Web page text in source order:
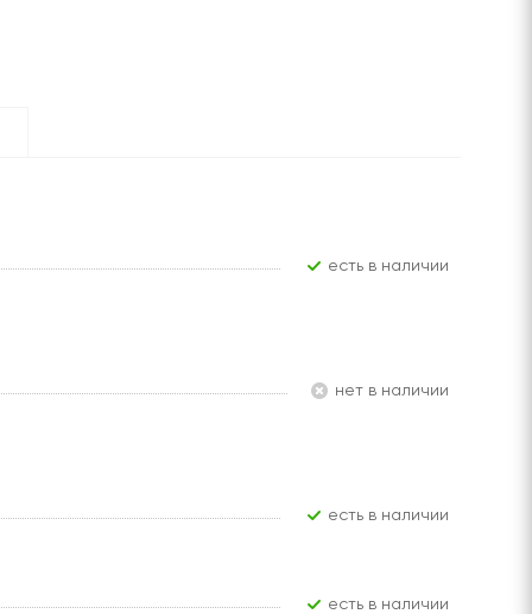
Есть в наличии
Нет в наличии
Есть в наличии
Есть в наличии